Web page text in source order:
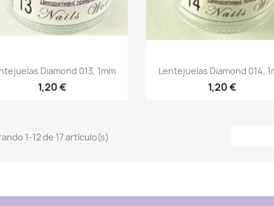
Vista rápida
Diamond 013, 1mm
1,20 €
Vista rápida
Lentejuelas Diamond 014,
1,20 €
1-12 de 17 artículo(s)